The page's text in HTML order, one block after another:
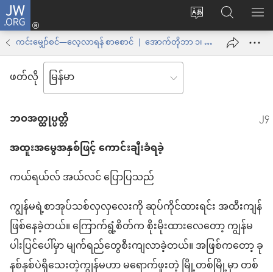
JW.ORG
ဝ
က်
Log
in
(window
အသစ်
ဖွ
JW.ORG
ရှာ
ကင်းမျှော်စင်—လေ့လာရန် စာစောင် | အောက်တိုဘာ ၁၊ ၂၀၀၀
ဖတ်လို
ဘဝ​အတ္ထုပ္ပတ္တိ
အထူး​အမွေအနှစ်​ဖြင့် ကောင်းချီး​ခံရ​ခဲ့
ကယ်​ရ​ယ်လ် အယ်လင် ပြောပြ​သည်
ကျွန်မ​ရဲ့​စာအုပ်​သစ်​လှလှလေး​ကို ဆုပ်ကိုင်​ထား​ရင်း အထီးကျန်​
ဖြစ်နေ​ခဲ့တယ်။ ကြောက်ရွံ့​စိတ်​က စိုးမိုး​ထား​လေ​တော့ ကျွန်မ​
ပါးပြင်​ပေါ်မှာ မျက်ရည်တွေ​စီးကျ​လာခဲ့တယ်။ အဖြစ်​က​တော့ ခု​
နစ်​နှစ်ပဲ​ရှိသေး​တဲ့​ကျွန်မ​ဟာ မ​ရောက်​ဖူး​တဲ့ မြို့​တစ်မြို့​မှာ တစ်​